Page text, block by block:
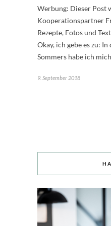
Werbung: Dieser Post
Kooperationspartner
Rezepte, Fotos und
Okay, ich gebe es zu:
Sommers habe ich
9. September 2018